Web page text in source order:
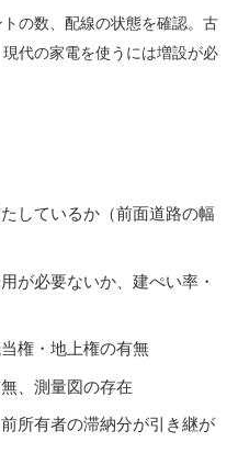
の数、配線の状態を確認。古
代の家電を使うには増設が必
しているか（前面道路の幅
用が必要ないか、建ぺい率・
権・地上権の有無
、測量図の存在
所有者の滞納分が引き継が